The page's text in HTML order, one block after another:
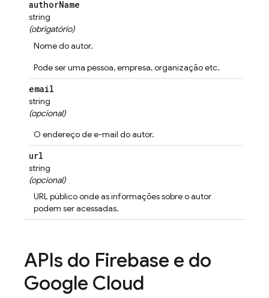
authorName
string
(obrigatório)
Nome do autor.
Pode ser uma pessoa, empresa, organização etc.
email
string
(opcional)
O endereço de e-mail do autor.
url
string
(opcional)
URL público onde as informações sobre o autor
podem ser acessadas.
APIs do Firebase e do
Google Cloud